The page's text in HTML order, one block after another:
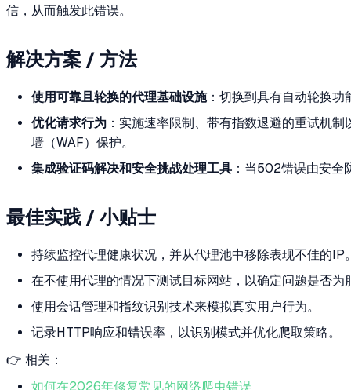
信，从而触发此错误。
解决方案 / 方法
使用可靠且轮换的代理基础设施：切换到具有自动轮换功
优化请求行为 ：实施速率限制、带有指数退避的重试机
墙（WAF）保护。
集成验证码解决和安全挑战处理工具 ：当502错误由安全
最佳实践 / 小贴士
持续监控代理健康状况，并从代理池中移除表现不佳的IP
在不使用代理的情况下测试目标网站，以确定问题是否为
使用会话管理和指纹识别技术来模拟真实用户行为。
记录HTTP响应和错误率，以识别模式并优化爬取策略。
👉 相关：
如何在2026年修复常见的网络爬虫错误